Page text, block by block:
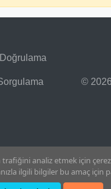
©
analiz etmek için
ilgili bilgiler bu amaç için